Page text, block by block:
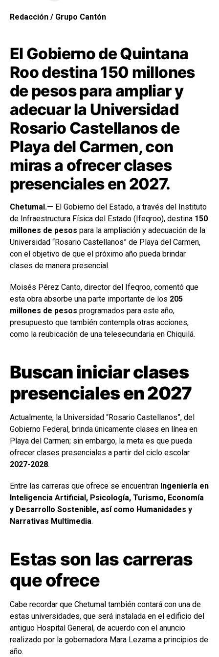
Redacción / Grupo Cantón
El Gobierno de Quintana
Roo destina 150 millones
de pesos para ampliar y
adecuar la Universidad
Rosario Castellanos de
Playa del Carmen, con
miras a ofrecer clases
presenciales en 2027.
Chetumal.— El Gobierno del Estado, a través del Instituto
de Infraestructura Física del Estado (Ifeqroo), destina 150
millones de pesos para la ampliación y adecuación de la
Universidad “Rosario Castellanos” de Playa del Carmen,
con el objetivo de que el próximo año pueda brindar
clases de manera presencial.
Moisés Pérez Canto, director del Ifeqroo, comentó que
esta obra absorbe una parte importante de los 205
millones de pesos programados para este año,
presupuesto que también contempla otras acciones,
como la reubicación de una telesecundaria en Chiquilá.
Buscan iniciar clases
presenciales en 2027
Actualmente, la Universidad “Rosario Castellanos”, del
Gobierno Federal, brinda únicamente clases en línea en
Playa del Carmen; sin embargo, la meta es que pueda
ofrecer clases presenciales a partir del ciclo escolar
2027-2028.
Entre las carreras que ofrece se encuentran Ingeniería en
Inteligencia Artificial, Psicología, Turismo, Economía
y Desarrollo Sostenible, así como Humanidades y
Narrativas Multimedia.
Estas son las carreras
que ofrece
Cabe recordar que Chetumal también contará con una de
estas universidades, que será instalada en el edificio del
antiguo Hospital General, de acuerdo con el anuncio
realizado por la gobernadora Mara Lezama a principios de
año.